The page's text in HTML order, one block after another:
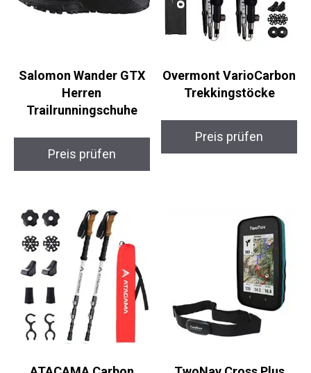
Salomon Wander GTX
Herren
Trailrunningschuhe
Overmont
VarioCarbon
Trekkingstöcke